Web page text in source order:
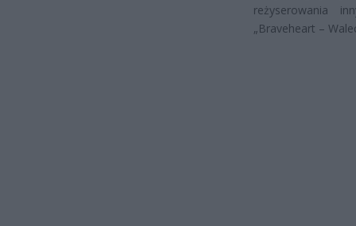
reżyserowania
„Braveheart –